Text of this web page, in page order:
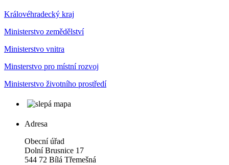
Královéhradecký kraj
Ministerstvo zemědělství
Ministerstvo vnitra
Minsterstvo pro místní rozvoj
Ministerstvo životního prostředí
Adresa
Obecní úřad
Dolní Brusnice 17
544 72 Bílá Třemešná